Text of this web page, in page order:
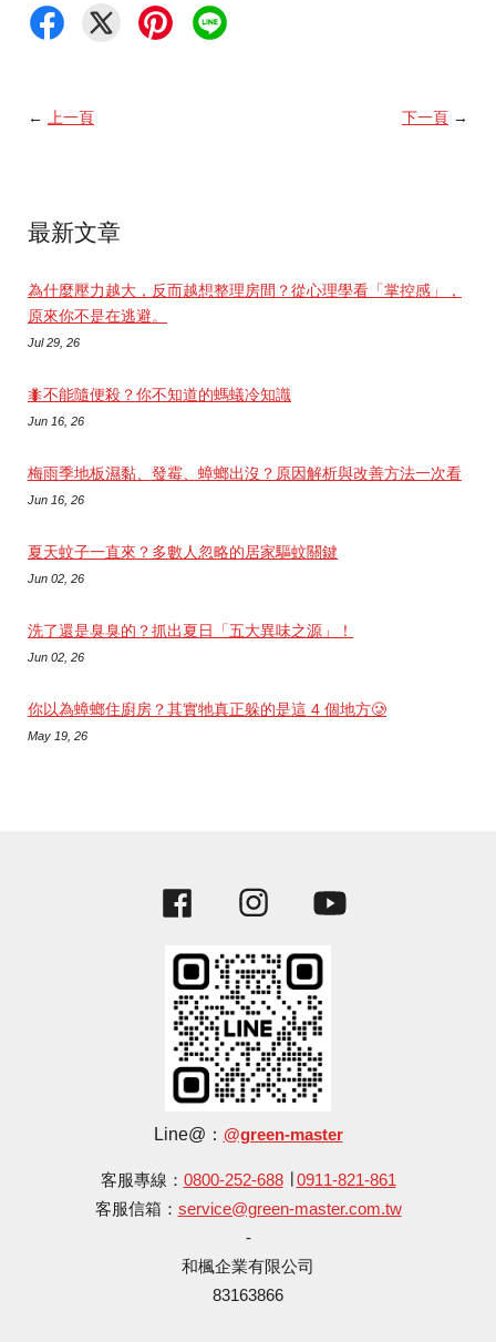
← 上一頁 下一頁 →
最新文章
為什麼壓力越大，反而越想整理房間？從心理學看「掌控感」，
原來你不是在逃避。
Jul 29, 26
🐜不能隨便殺？你不知道的螞蟻冷知識
Jun 16, 26
梅雨季地板濕黏、發霉、蟑螂出沒？原因解析與改善方法一次看
Jun 16, 26
夏天蚊子一直來？多數人忽略的居家驅蚊關鍵
Jun 02, 26
洗了還是臭臭的？抓出夏日「五大異味之源」！
Jun 02, 26
你以為蟑螂住廚房？其實牠真正躲的是這 4 個地方🥲
May 19, 26
Facebook Instagram
Line@： @green-master
客服專線： 0800-252-688∣ 0911-821-861
客服信箱： service@green-master.com.tw
-
和楓企業有限公司
83163866